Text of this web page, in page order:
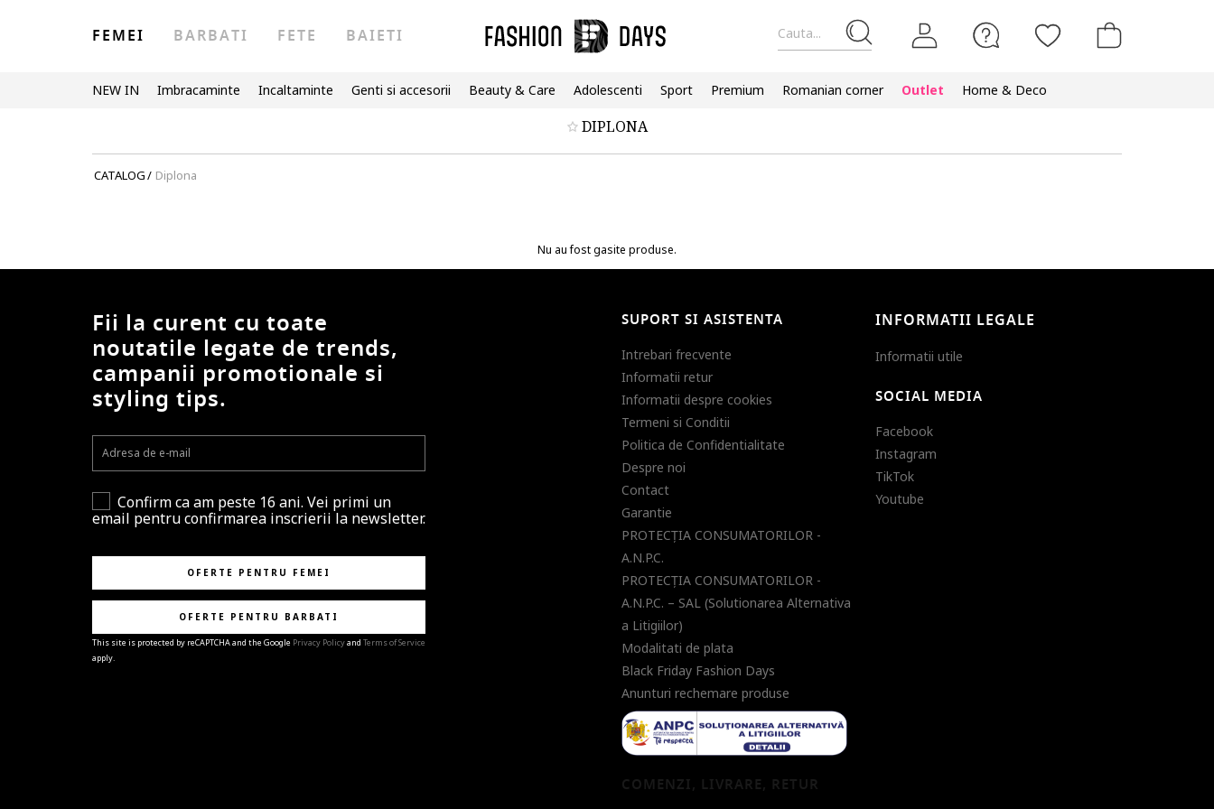
Cauta...
FEMEI BARBATI FETE BAIETI
NEW IN Imbracaminte Incaltaminte Genti si accesorii Beauty & Care Adolescenti Sport Premium Romanian corner Outlet Home & Deco
DIPLONA
CATALOG/ Diplona
Nu au fost gasite produse.
Fii la curent cu toate
noutatile legate de trends,
campanii promotionale si
styling tips.
Confirm ca am peste 16 ani. Vei primi un
email pentru confirmarea inscrierii la newsletter.
OFERTE PENTRU FEMEI
OFERTE PENTRU BARBATI
This site is protected by reCAPTCHA and the Google Privacy Policyand Terms of Service
apply.
SUPORT SI ASISTENTA
Intrebari frecvente
Informatii retur
Informatii despre cookies
Termeni si Conditii
Politica de Confidentialitate
Despre noi
Contact
Garantie
PROTECŢIA CONSUMATORILOR -
A.N.P.C.
PROTECŢIA CONSUMATORILOR -
A.N.P.C. – SAL (Solutionarea Alternativa
a Litigiilor)
Modalitati de plata
Black Friday Fashion Days
Anunturi rechemare produse
COMENZI, LIVRARE, RETUR
INFORMATII LEGALE
Informatii utile
SOCIAL MEDIA
Facebook
Instagram
TikTok
Youtube